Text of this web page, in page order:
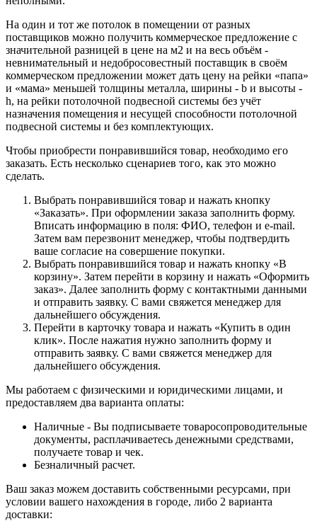
На один и тот же потолок в помещении от разных
поставщиков можно получить коммерческое предложение с
значительной разницей в цене на м2 и на весь объём -
невнимательный и недобросовестный поставщик в своём
коммерческом предложении может дать цену на рейки «папа»
и «мама» меньшей толщины металла, ширины - b и высоты -
h, на рейки потолочной подвесной системы без учёт
назначения помещения и несущей способности потолочной
подвесной системы и без комплектующих.
Чтобы приобрести понравившийся товар, необходимо его
заказать. Есть несколько сценариев того, как это можно
сделать.
Выбрать понравившийся товар и нажать кнопку
«Заказать». При оформлении заказа заполнить форму.
Вписать информацию в поля: ФИО, телефон и e-mail.
Затем вам перезвонит менеджер, чтобы подтвердить
ваше согласие на совершение покупки.
Выбрать понравившийся товар и нажать кнопку «В
корзину». Затем перейти в корзину и нажать «Оформить
заказ». Далее заполнить форму с контактными данными
и отправить заявку. С вами свяжется менеджер для
дальнейшего обсуждения.
Перейти в карточку товара и нажать «Купить в один
клик». После нажатия нужно заполнить форму и
отправить заявку. С вами свяжется менеджер для
дальнейшего обсуждения.
Мы работаем с физическими и юридическими лицами, и
предоставляем два варианта оплаты:
Наличные - Вы подписываете товаросопроводительные
документы, расплачиваетесь денежными средствами,
получаете товар и чек.
Безналичный расчет.
Ваш заказ можем доставить собственными ресурсами, при
условии вашего нахождения в городе, либо 2 варианта
доставки: